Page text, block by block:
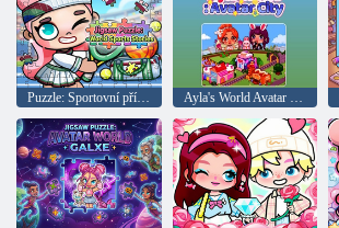
Puzzle: Sportovní příběhy ze světa Avatar Ayla's World Avatar City